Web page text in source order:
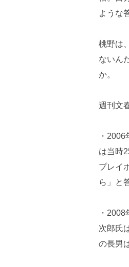
ような
桃野は
ないん
か。
週刊文
・
は当時
プレイ
ら」と
・
次郎氏
の長男